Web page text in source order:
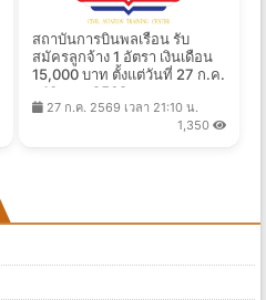
สถาบันการบินพลเรือน รับ
สมัครลูกจ้าง 1 อัตรา เงินเดือน
15,000 บาท ตั้งแต่วันที่ 27 ก.ค.
- 10 ส.ค. 2569
27 ก.ค. 2569 เวลา 21:10 น.
1,350